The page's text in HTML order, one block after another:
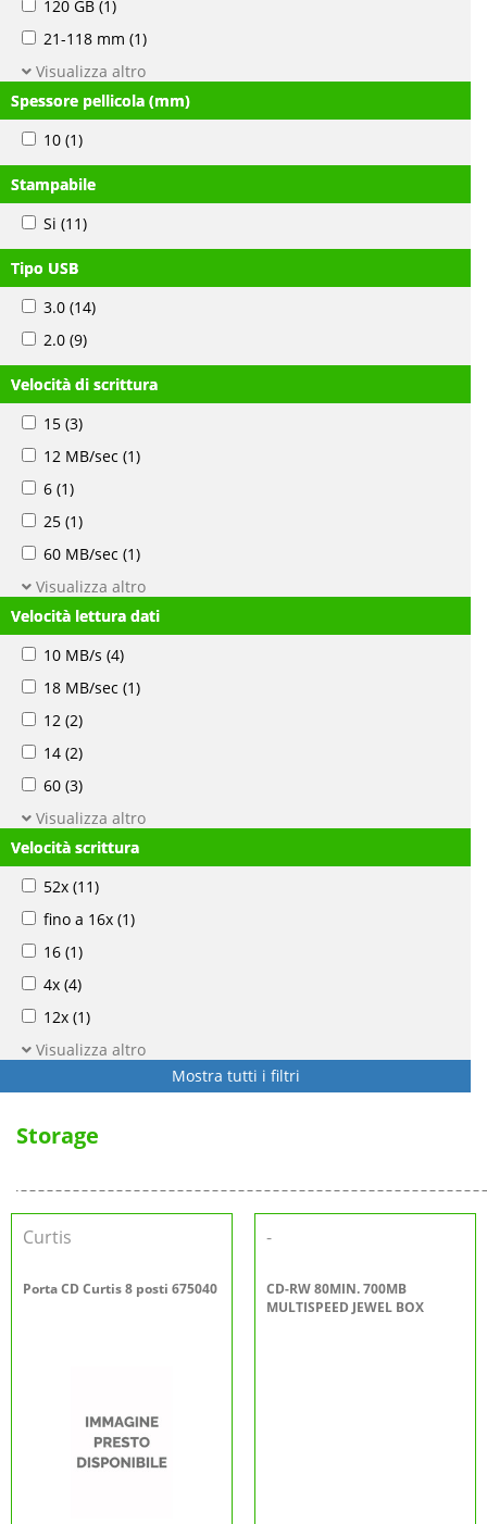
120 GB (1)
21-118 mm (1)
Visualizza altro
Spessore pellicola (mm)
10 (1)
Stampabile
Si (11)
Tipo USB
3.0 (14)
2.0 (9)
Velocità di scrittura
15 (3)
12 MB/sec (1)
6 (1)
25 (1)
60 MB/sec (1)
Visualizza altro
Velocità lettura dati
10 MB/s (4)
18 MB/sec (1)
12 (2)
14 (2)
60 (3)
Visualizza altro
Velocità scrittura
52x (11)
fino a 16x (1)
16 (1)
4x (4)
12x (1)
Visualizza altro
Mostra tutti i filtri
Storage
Curtis
Porta CD Curtis 8 posti 675040
-
CD-RW 80MIN. 700MB
MULTISPEED JEWEL BOX